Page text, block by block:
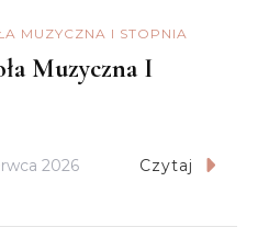
MUZYCZNA I STOPNIA
Muzyczna I
2026 Czytaj